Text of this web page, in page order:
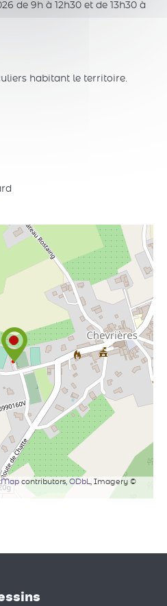
de 9h à 12h30 et de 13h30 à
habitant le territoire.
contributors, ODbL
, Imagery ©